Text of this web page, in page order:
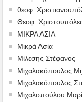
θεοφ.
Θεοφ.
ΜΙΚΡΑ ΑΣΙΑ
Μικρά Ασία
Μίλεσης Στέφανος
Μιχαλακόπουλος
Μιχαλακόπουλος
Μιχαλοπούλου